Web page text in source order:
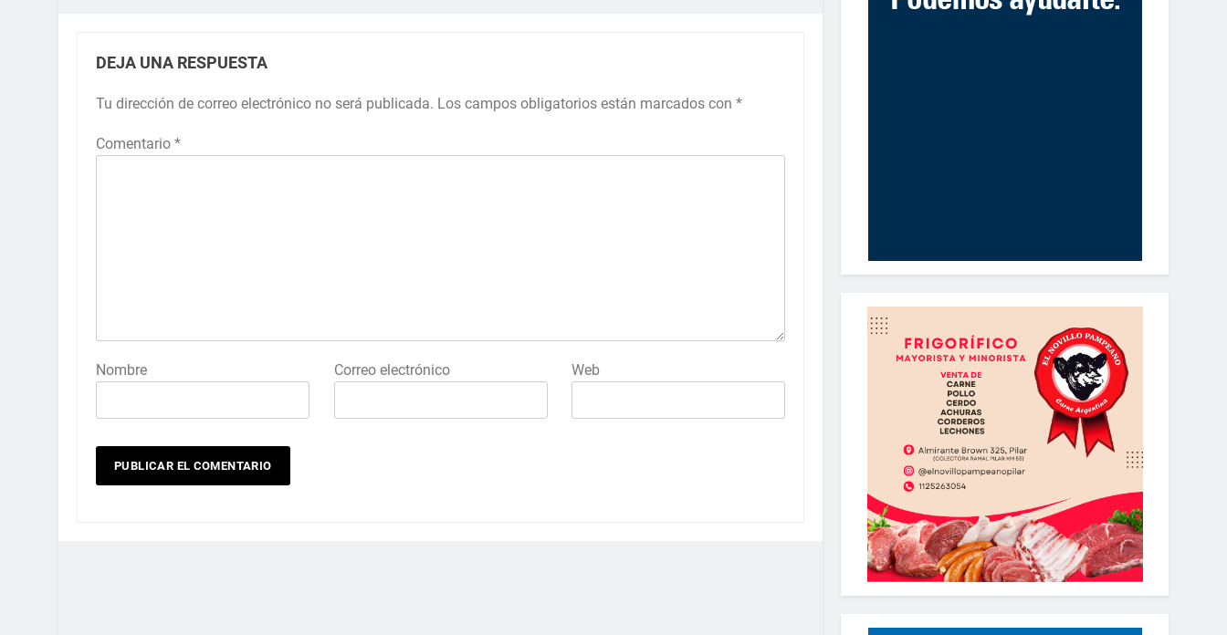
DEJA UNA RESPUESTA
Tu dirección de correo electrónico no será publicada. Los campos obligatorios están marcados con *
Comentario *
Nombre Correo electrónico Web